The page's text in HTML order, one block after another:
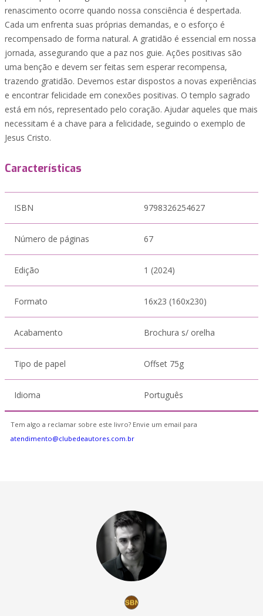
renascimento ocorre quando nossa consciência é despertada.
Cada um enfrenta suas próprias demandas, e o esforço é
recompensado de forma natural. A gratidão é essencial em nossa
jornada, assegurando que a paz nos guie. Ações positivas são
uma benção e devem ser feitas sem esperar recompensa,
trazendo gratidão. Devemos estar dispostos a novas experiências
e encontrar felicidade em conexões positivas. O templo sagrado
está em nós, representado pelo coração. Ajudar aqueles que mais
necessitam é a chave para a felicidade, seguindo o exemplo de
Jesus Cristo.
Características
ISBN 9798326254627
Número de páginas 67
Edição 1 (2024)
Formato 16x23 (160x230)
Acabamento Brochura s/ orelha
Tipo de papel Offset 75g
Idioma Português
Tem algo a reclamar sobre este livro? Envie um email para
atendimento@clubedeautores.com.br